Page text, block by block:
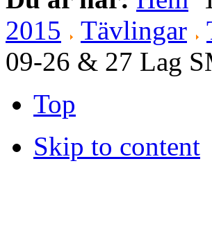
2015
Tävlingar
09-26 & 27 Lag
Top
Skip to content